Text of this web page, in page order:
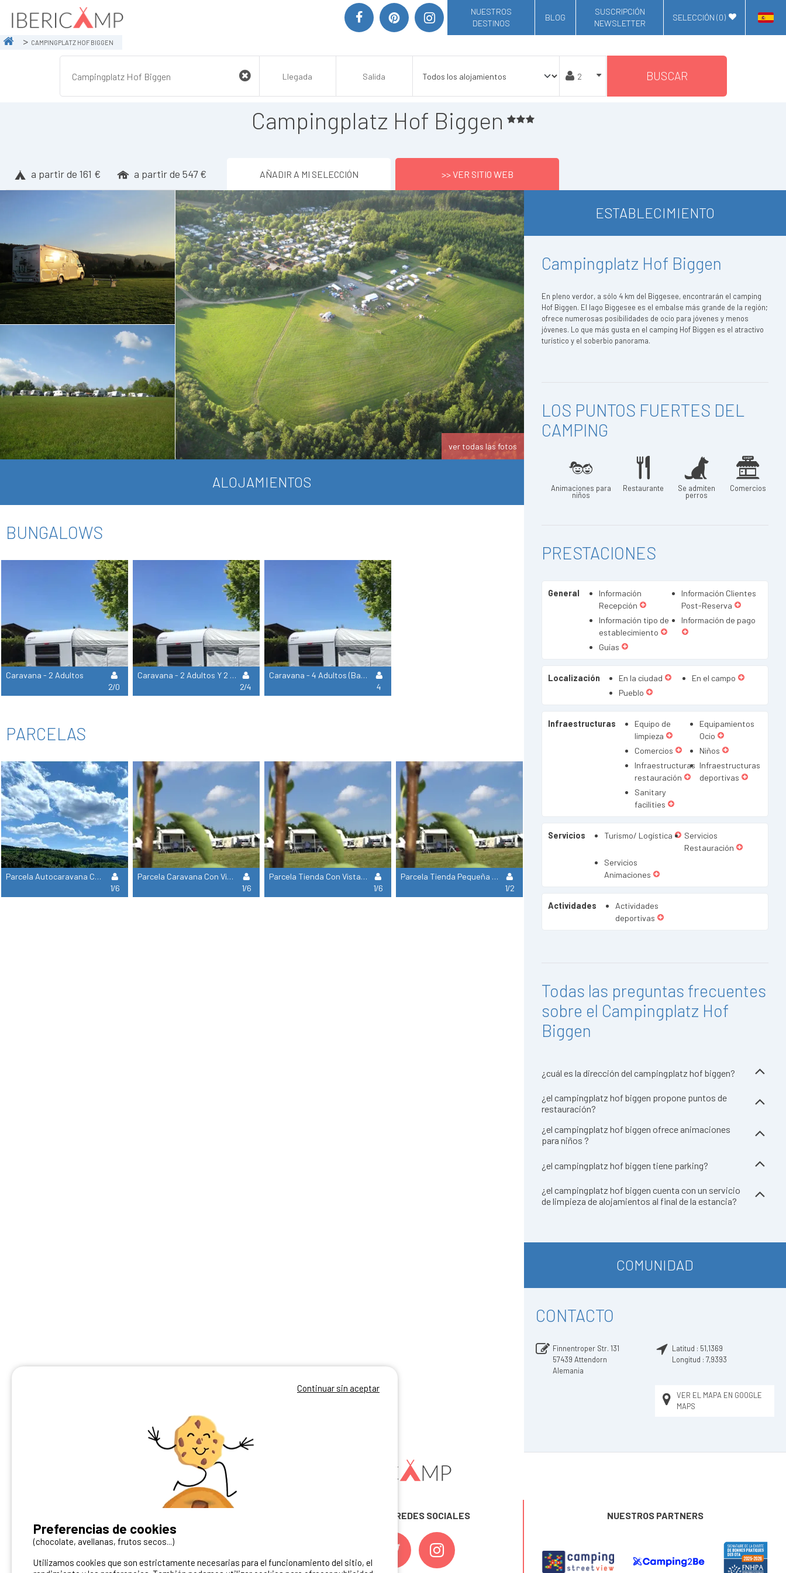
NUESTROS
DESTINOS
BLOG
SUSCRIPCIÓN
NEWSLETTER
SELECCIÓN (0)
CAMPINGPLATZ HOF BIGGEN
BUSCAR
Campingplatz Hof Biggen
a partir de 161 € a partir de 547 € AÑADIR A MI SELECCIÓN >> VER SITIO WEB
ver todas las fotos
ALOJAMIENTOS
BUNGALOWS
Caravana - 2 Adultos
2/0
Caravana - 2 Adultos Y 2 Niños
2/4
Caravana - 4 Adultos (Bajo Petición)
4
PARCELAS
Parcela Autocaravana Con Vista Panorámica
1/6
Parcela Caravana Con Vista Panorámica
1/6
Parcela Tienda Con Vista Panorámica
1/6
Parcela Tienda Pequeña - 2X2 Meters Max.
1/2
ESTABLECIMIENTO
Campingplatz Hof Biggen
En pleno verdor, a sólo 4 km del Biggesee, encontrarán el camping
Hof Biggen. El lago Biggesee es el embalse más grande de la región;
ofrece numerosas posibilidades de ocio para jóvenes y menos
jóvenes. Lo que más gusta en el camping Hof Biggen es el atractivo
turístico y el soberbio panorama.
LOS PUNTOS FUERTES DEL
CAMPING
Animaciones para
niños
Restaurante Se admiten
perros
Comercios
PRESTACIONES
General
Información
Recepción
Información Clientes
Post-Reserva
Información tipo de
establecimiento
Información de pago
Guías
Localización En la ciudad
En el campo
Pueblo
Infraestructuras
Equipo de
limpieza
Equipamientos
Ocio
Comercios
Niños
Infraestructuras
restauración
Infraestructuras
deportivas
Sanitary
facilities
Servicios Turismo/ Logística
Servicios
Restauración
Servicios
Animaciones
Actividades
Actividades
deportivas
Todas las preguntas frecuentes
sobre el Campingplatz Hof
Biggen
¿cuál es la dirección del campingplatz hof biggen?
¿el campingplatz hof biggen propone puntos de
restauración?
¿el campingplatz hof biggen ofrece animaciones
para niños ?
¿el campingplatz hof biggen tiene parking?
¿el campingplatz hof biggen cuenta con un servicio
de limpieza de alojamientos al final de la estancia?
COMUNIDAD
CONTACTO
Finnentroper Str. 131
57439 Attendorn
Alemania
Latitud : 51,1369
Longitud : 7,9393
VER EL MAPA EN GOOGLE
MAPS
Puedes difundirlo en nuestro sitio
Contacto Ibericamp
SÍGUENOS EN LAS REDES SOCIALES NUESTROS PARTNERS
Continuar sin aceptar
Preferencias de cookies
(chocolate, avellanas, frutos secos...)
Utilizamos cookies que son estrictamente necesarias para el funcionamiento del sitio, el